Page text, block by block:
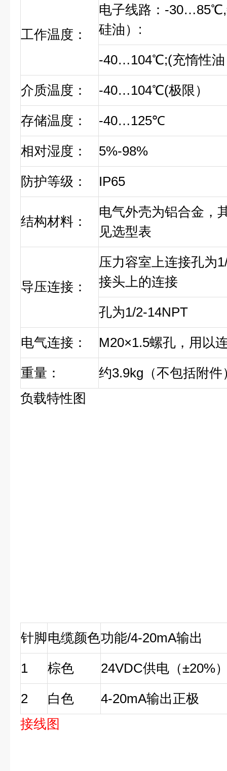
工作温度：
电子线路：-
硅油）:
-40…104℃;(充惰性
介质温度：
-40…104℃(极限）
存储温度：
-40…125℃
相对湿度：
5%-98%
防护等级：
IP65
结构材料：
电气外壳为铝合金，
见选型表
导压连接：
压力容室上连接孔为
接头上的连接
孔为1/2-14NPT
电气连接：
M20×1.5螺孔，用以
重量：
约3.9kg（不包括附件
负载特性图
针脚电缆颜色功能/4-20mA输出
1
棕色
24VDC供电（±20%
2
白色
4-20mA输出正极
接线图